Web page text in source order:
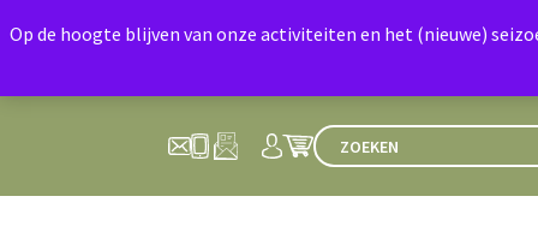
Op de hoogte blijven van onze activiteiten en het (nieuwe)